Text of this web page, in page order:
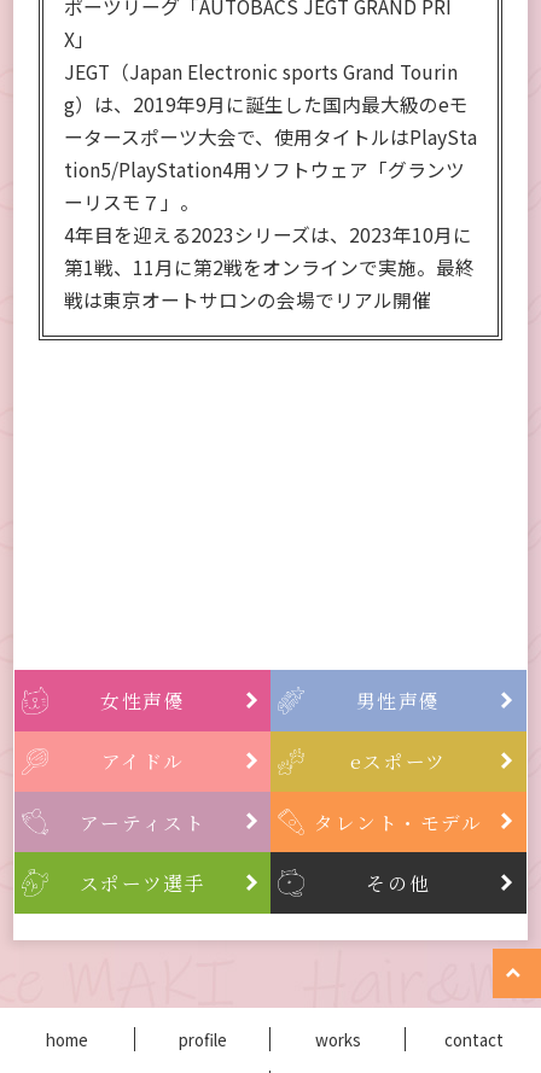
ポーツリーグ「AUTOBACS JEGT GRAND PRI
X」
JEGT（Japan Electronic sports Grand Tourin
g）は、2019年9月に誕生した国内最大級のeモ
ータースポーツ大会で、使用タイトルはPlaySta
tion5/PlayStation4用ソフトウェア「グランツ
ーリスモ７」。
4年目を迎える2023シリーズは、2023年10月に
第1戦、11月に第2戦をオンラインで実施。最終
戦は東京オートサロンの会場でリアル開催
女性声優  男性声優 
アイドル  eスポーツ 
アーティスト  タレント・モデル 
スポーツ選手  その他 
home profile works
contact
